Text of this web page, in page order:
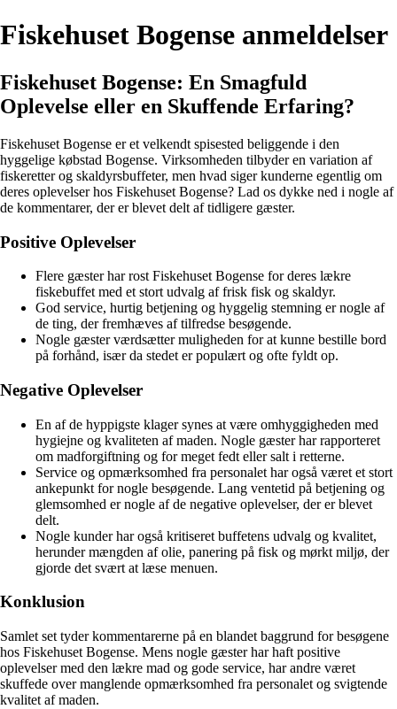
Fiskehuset Bogense anmeldelser
Fiskehuset Bogense: En Smagfuld
Oplevelse eller en Skuffende Erfaring?
Fiskehuset Bogense er et velkendt spisested beliggende i den
hyggelige købstad Bogense. Virksomheden tilbyder en variation af
fiskeretter og skaldyrsbuffeter, men hvad siger kunderne egentlig om
deres oplevelser hos Fiskehuset Bogense? Lad os dykke ned i nogle af
de kommentarer, der er blevet delt af tidligere gæster.
Positive Oplevelser
Flere gæster har rost Fiskehuset Bogense for deres lækre
fiskebuffet med et stort udvalg af frisk fisk og skaldyr.
God service, hurtig betjening og hyggelig stemning er nogle af
de ting, der fremhæves af tilfredse besøgende.
Nogle gæster værdsætter muligheden for at kunne bestille bord
på forhånd, især da stedet er populært og ofte fyldt op.
Negative Oplevelser
En af de hyppigste klager synes at være omhyggigheden med
hygiejne og kvaliteten af maden. Nogle gæster har rapporteret
om madforgiftning og for meget fedt eller salt i retterne.
Service og opmærksomhed fra personalet har også været et stort
ankepunkt for nogle besøgende. Lang ventetid på betjening og
glemsomhed er nogle af de negative oplevelser, der er blevet
delt.
Nogle kunder har også kritiseret buffetens udvalg og kvalitet,
herunder mængden af olie, panering på fisk og mørkt miljø, der
gjorde det svært at læse menuen.
Konklusion
Samlet set tyder kommentarerne på en blandet baggrund for besøgene
hos Fiskehuset Bogense. Mens nogle gæster har haft positive
oplevelser med den lækre mad og gode service, har andre været
skuffede over manglende opmærksomhed fra personalet og svigtende
kvalitet af maden.